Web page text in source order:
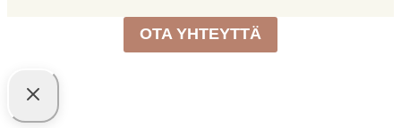
OTA YHTEYTTÄ